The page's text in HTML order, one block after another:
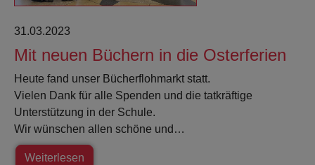
31.03.2023
Mit neuen Büchern in die Osterferien
Heute fand unser Bücherflohmarkt statt.
Vielen Dank für alle Spenden und die tatkräftige
Unterstützung in der Schule.
Wir wünschen allen schöne und…
Weiterlesen